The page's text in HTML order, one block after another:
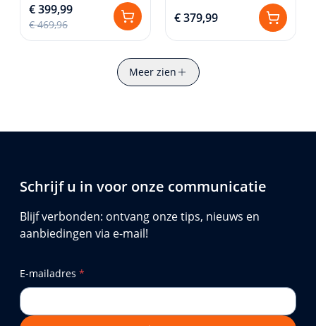
€ 399,99
€ 469,96 € 379,99
Meer zien
Schrijf u in voor onze communicatie
Blijf verbonden: ontvang onze tips, nieuws en
aanbiedingen via e-mail!
E-mailadres *